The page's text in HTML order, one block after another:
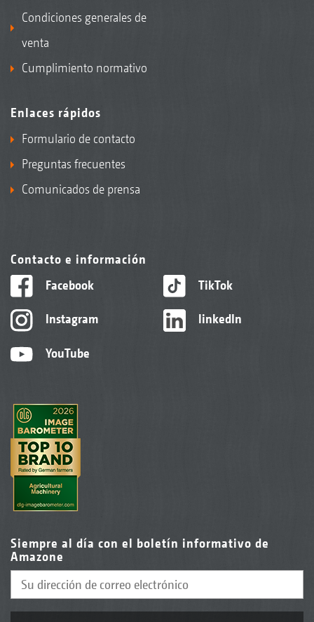
Condiciones generales de
venta
Cumplimiento normativo
Enlaces rápidos
Formulario de contacto
Preguntas frecuentes
Comunicados de prensa
Contacto e información
Facebook
Instagram
YouTube
TikTok
linkedIn
Siempre al día con el boletín informativo de
Amazone